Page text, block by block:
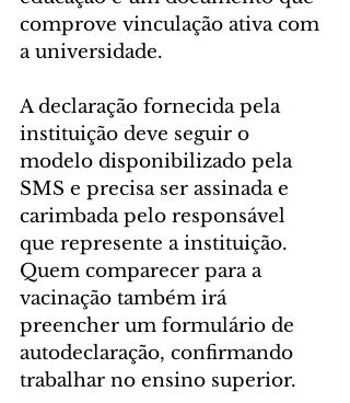
comprove vinculação ativa com
a universidade.
A declaração fornecida pela
instituição deve seguir o
modelo disponibilizado pela
SMS e precisa ser assinada e
carimbada pelo responsável
que represente a instituição.
Quem comparecer para a
vacinação também irá
preencher um formulário de
autodeclaração, confirmando
trabalhar no ensino superior.